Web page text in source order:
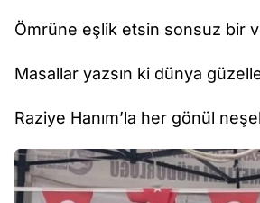
Ömrüne eşlik etsin sonsuz bir
Masallar yazsın ki dünya
Raziye Hanım’la her gönül